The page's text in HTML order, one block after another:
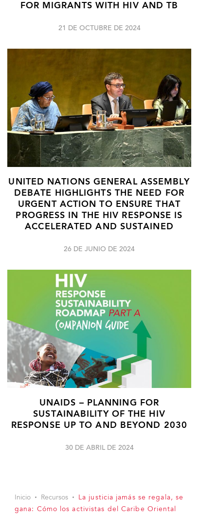
FOR MIGRANTS WITH HIV AND TB
21 DE OCTUBRE DE 2024
UNITED NATIONS GENERAL ASSEMBLY
DEBATE HIGHLIGHTS THE NEED FOR
URGENT ACTION TO ENSURE THAT
PROGRESS IN THE HIV RESPONSE IS
ACCELERATED AND SUSTAINED
26 DE JUNIO DE 2024
UNAIDS – PLANNING FOR
SUSTAINABILITY OF THE HIV
RESPONSE UP TO AND BEYOND 2030
30 DE ABRIL DE 2024
Inicio Recursos
La justicia jamás se regala, se
gana: Cómo los activistas del Caribe Oriental